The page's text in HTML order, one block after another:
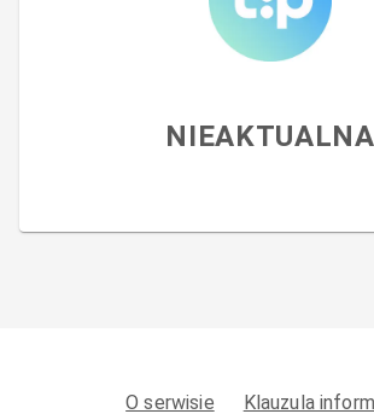
NIEAKTUALNA
O serwisie Klauzula